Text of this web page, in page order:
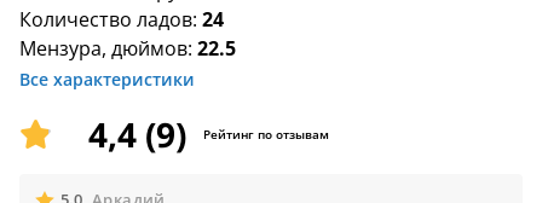
Количество ладов: 24
Мензура, дюймов: 22.5
Все характеристики
4,4 (9) Рейтинг по отзывам